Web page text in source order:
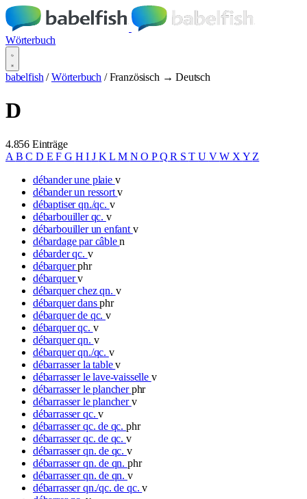
Wörterbuch
babelfish / Wörterbuch / Französisch → Deutsch
D
4.856 Einträge
A BC D EF G HI J KL M NO PQR STU VW X Y Z
débander une plaie v
débander un ressortv
débaptiser qn./qc. v
débarbouiller qc. v
débarbouiller un enfant v
débardage par câblen
débarder qc. v
débarquerphr
débarquerv
débarquer chez qn. v
débarquer dansphr
débarquer de qc.v
débarquer qc. v
débarquer qn. v
débarquer qn./qc. v
débarrasser la tablev
débarrasser le lave-vaisselle v
débarrasser le plancherphr
débarrasser le plancherv
débarrasser qc.v
débarrasser qc. de qc. phr
débarrasser qc. de qc. v
débarrasser qn. de qc. v
débarrasser qn. de qn. phr
débarrasser qn. de qn. v
débarrasser qn./qc. de qc.v